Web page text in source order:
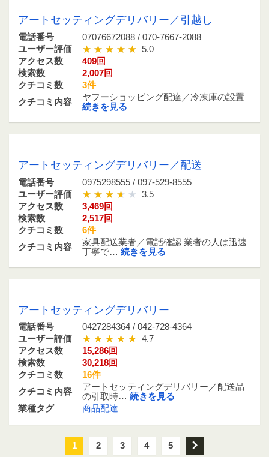
アートセッティングデリバリー／引越し
電話番号
07076672088 / 070-7667-2088
ユーザー評価
5.0
アクセス数
409回
検索数
2,007回
クチコミ数
3件
クチコミ内容
ヤフーショッピング配達／冷凍庫の設置
続きを見る
アートセッティングデリバリー／配送
電話番号
0975298555 / 097-529-8555
ユーザー評価
3.5
アクセス数
3,469回
検索数
2,517回
クチコミ数
6件
クチコミ内容
家具配送業者／電話確認 業者の人は迅速
丁寧で… 続きを見る
アートセッティングデリバリー
電話番号
0427284364 / 042-728-4364
ユーザー評価
4.7
アクセス数
15,286回
検索数
30,218回
クチコミ数
16件
クチコミ内容
アートセッティングデリバリー／配送品
の引取時… 続きを見る
業種タグ
商品配達
1 2 3 4 5 次